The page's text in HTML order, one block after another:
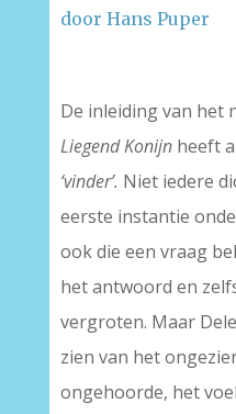
door Hans Puper
De inleiding van het
Liegend Konijn heeft
‘vinder’. Niet iedere
eerste instantie
ook die een vraag
het antwoord en
vergroten. Maar
zien van het
ongehoorde, het